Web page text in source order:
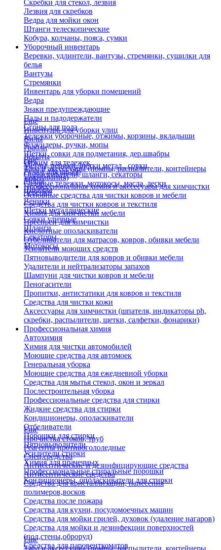
Скребки для стекол, лезвия
Лезвия для скребков
Ведра для мойки окон
Штанги телескопические
Кобура, колчаны, пояса, сумки
Уборочный инвентарь
Веревки, удлинтели, вантузы, стремянки, сушилки для
белья
Вантузы
Стремянки
Инвентарь для уборки помещений
Ведра
Знаки предупреждающие
Пады и падодержатели
Сгоны для пола
Тележки уборочные, отжимы, корзины, вкладыши
Флаундеры, ручки, мопы
Щетки, совки для подметания, дер.швабры
Отжим для тележек
Ручки для швабр
Мопы
Швабры
Еще
Инвентарь для уборки улиц
Вилы
Грабли
Лопаты
Метлы, веники, щетки метал., совки
Опрыскиватели, шланги, секаторы
Садовые тележки, мотокосы, масла, лески
Черенки
Веники
Щетки металлические
Совки уличные
Шланги
Секаторы
Мотокосы
Еще
Тара и аксессуары (помпы, распылители, контейнеры
замачивания)
Профессиональная химия и акссесуары для химчистки
Основные средства для чистки ковров и мебели
Средства для чистки ковров и текстиля
Химия для химчистки мебели
Преспреи для химчистки
Кислотные ополаскиватели
Отбеливатели для матрасов, ковров, обивки мебели
Усилители моющих средств
Пятновыводители для ковров и обивки мебели
Удалители и нейтрализаторы запахов
Шампуни для чистки ковров и мебели
Пеногасители
Пропитки, антистатики для ковров и текстиля
Средства для чистки кожи
Аксессуары для химчистки (шпателя, индикаторы ph,
скребки, распылители, щетки, салфетки, фонарики)
Профессиональная химия
Автохимия
Химия для чистки автомобилей
Моющие средства для автомоек
Генеральная уборка
Моющие средства для ежедневной уборки
Средства для мытья стекол, окон и зеркал
Послестроительная уборка
Профессиональные средства для стирки
Жидкие средства для стирки
Кондиционеры, ополаскиватели
Отбеливатели
Порошки для стирки
Пятновыводители
Усилители стирки
Химия для прачечных
Профессиональные стиральные порошки
Кондиционеры, ополаскиватели для стирки
Еще
Прочистка стоков, труб
Реагенты противогололедные
Спец.средства
Антисептические и дезинфицирующие средства
Антисептические средства
Средства для кристаллизации, нанесения
полимеров,восков
Средства после пожара
Средства для кухни, посудомоечных машин
Средства для мойки грилей, духовок (удаление нагаров)
Средства для мойки и дезинфекции поверхностей
(пол,стены,оброруд)
Средства для паровенткоматов
Еще
Тара и аксессуары (помпы, распылители, контейнеры